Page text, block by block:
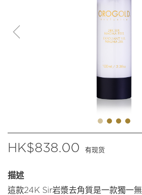
$838.00 有现货
描述
這款24K Sir岩漿去角質是一款獨一